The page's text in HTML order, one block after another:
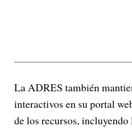
La ADRES también
interactivos en su portal
de los recursos,